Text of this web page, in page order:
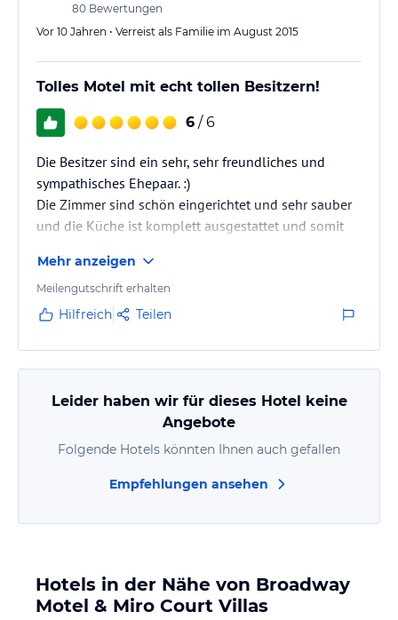
80 Bewertungen
Vor 10 Jahren • Verreist als Familie im August 2015
Tolles Motel mit echt tollen Besitzern!
6 / 6
Die Besitzer sind ein sehr, sehr freundliches und
sympathisches Ehepaar. :)
Die Zimmer sind schön eingerichtet und sehr sauber
und die Küche ist komplett ausgestattet und somit
eines der vielen Restaurants aussuchen, deren Menüs
in einer sauber angelegten Mappe im Zimmer zu
finden sind.
der Hobbit-Trilogie und der Herr der Ringe-Filme in
Matamata ist zu Fuß vom Motel aus zuerreichen.
Passend dazu kann man sich…
Mehr anzeigen
Meilengutschrift erhalten
Hilfreich Teilen
Leider haben wir für dieses Hotel keine
Angebote
Folgende Hotels könnten Ihnen auch gefallen
Empfehlungen ansehen
Hotels in der Nähe von Broadway
Motel & Miro Court Villas